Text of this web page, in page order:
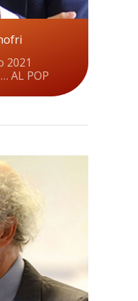
2021
AL POP